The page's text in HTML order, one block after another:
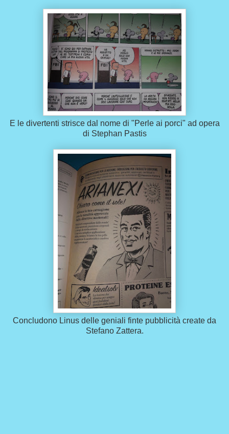
E le divertenti strisce dal nome di "Perle ai porci" ad opera
di Stephan Pastis
Concludono Linus delle geniali finte pubblicità create da
Stefano Zattera.